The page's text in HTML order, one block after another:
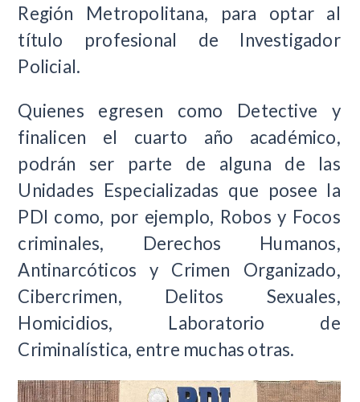
Región Metropolitana, para optar al
título profesional de Investigador
Policial.
Quienes egresen como Detective y
finalicen el cuarto año académico,
podrán ser parte de alguna de las
Unidades Especializadas que posee la
PDI como, por ejemplo, Robos y Focos
criminales, Derechos Humanos,
Antinarcóticos y Crimen Organizado,
Cibercrimen, Delitos Sexuales,
Homicidios, Laboratorio de
Criminalística, entre muchas otras.